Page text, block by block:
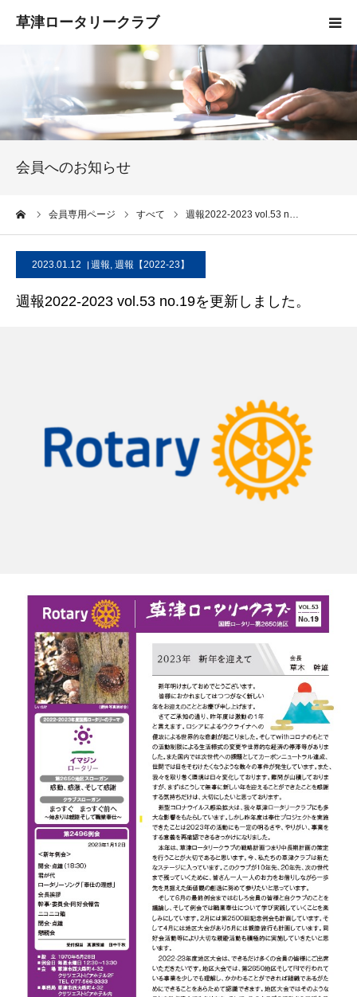
会員へのお知らせ
会員専用ページ すべて 週報2022-2023 vol.53 n…
2023.01.12 週報, 週報【2022-23】
週報2022-2023 vol.53 no.19を更新しました。
クラブ概要
入会案内
活動報告
お問い合わせ